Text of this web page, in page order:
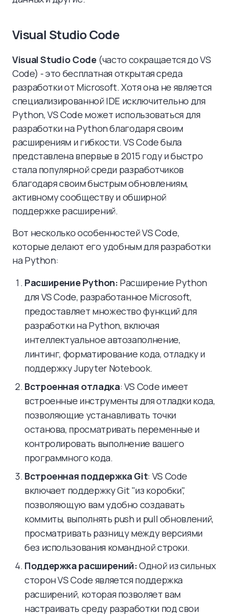
Visual Studio Code
Visual Studio Code (часто сокращается до VS
Code) - это бесплатная открытая среда
разработки от Microsoft. Хотя она не является
специализированной IDE исключительно для
Python, VS Code может использоваться для
разработки на Python благодаря своим
расширениям и гибкости. VS Code была
представлена впервые в 2015 году и быстро
стала популярной среди разработчиков
благодаря своим быстрым обновлениям,
активному сообществу и обширной
поддержке расширений.
Вот несколько особенностей VS Code,
которые делают его удобным для разработки
на Python:
Расширение Python: Расширение Python
для VS Code, разработанное Microsoft,
предоставляет множество функций для
разработки на Python, включая
интеллектуальное автозаполнение,
линтинг, форматирование кода, отладку и
поддержку Jupyter Notebook.
Встроенная отладка: VS Code имеет
встроенные инструменты для отладки кода,
позволяющие устанавливать точки
останова, просматривать переменные и
контролировать выполнение вашего
программного кода.
Встроенная поддержка Git: VS Code
включает поддержку Git "из коробки",
позволяющую вам удобно создавать
коммиты, выполнять push и pull обновлений,
просматривать разницу между версиями
без использования командной строки.
Поддержка расширений:Одной из сильных
сторон VS Code является поддержка
расширений, которая позволяет вам
настраивать среду разработки под свои